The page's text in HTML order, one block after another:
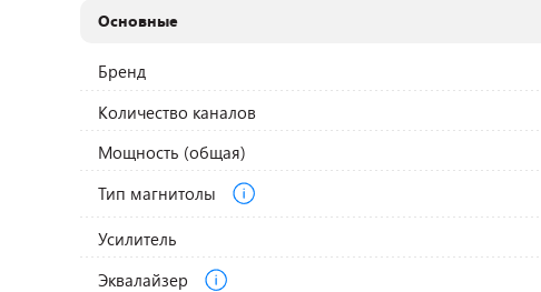
Основные
Бренд
Количество каналов
Мощность (общая)
Тип магнитолы
Усилитель
Эквалайзер